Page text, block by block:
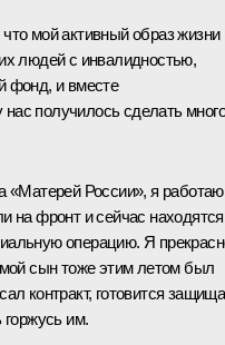
мой активный образ жизни
людей с инвалидностью,
фонд, и вместе
получилось сделать много
«Матерей России», я работаю
на фронт и сейчас находятся
операцию. Я
сын тоже этим летом был
контракт, готовится
им.